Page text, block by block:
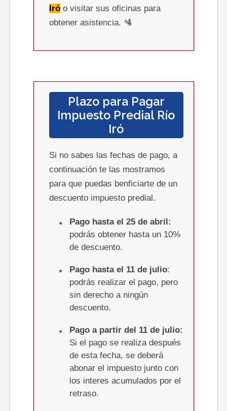
Iróo visitar sus oficinas para
obtener asistencia. 🛂
Plazo para Pagar
Impuesto Predial Río
Iró
Si no sabes las fechas de pago, a
continuación te las mostramos
para que puedas benficiarte de un
descuento impuesto predial.
Pago hasta el 25 de abril:
podrás obtener hasta un 10%
de descuento.
Pago hasta el 11 de julio:
podrás realizar el pago, pero
sin derecho a ningún
descuento.
Pago a partir del 11 de julio:
Si el pago se realiza después
de esta fecha, se deberá
abonar el impuesto junto con
los interes acumulados por el
retraso.